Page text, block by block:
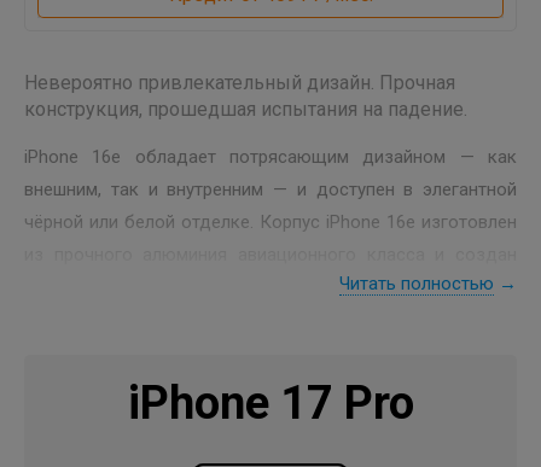
Невероятно привлекательный дизайн. Прочная
конструкция, прошедшая испытания на падение.
iPhone 16e обладает потрясающим дизайном — как
внешним, так и внутренним — и доступен в элегантной
чёрной или белой отделке. Корпус iPhone 16e изготовлен
для того, чтобы служить долго и выдерживать
любого другого стекла для смартфонов и готово к
любым жизненным ситуациям. Кроме того, iPhone 16e
Читать полностью →
iPhone 17 Pro